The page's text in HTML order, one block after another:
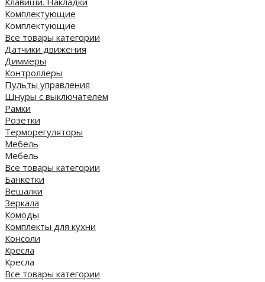
Комплектующие
Комплектующие
Все товары категории
Датчики движения
Диммеры
Контроллеры
Пульты управления
Шнуры с выключателем
Рамки
Розетки
Терморегуляторы
Мебель
Мебель
Все товары категории
Банкетки
Вешалки
Зеркала
Комоды
Комплекты для кухни
Консоли
Кресла
Кресла
Все товары категории